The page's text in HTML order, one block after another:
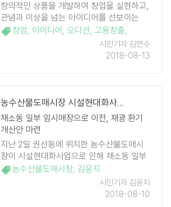
창의적인 상품을 개발하여 창업을 실현하고,
관념과 이상을 넘는 아이디어를 선보이는
"2018 수원 창업 오디션" 대회가 지난 9일
오전 10시부터 17시까지 수원시청 별관 대
강당에서 열렸다. 수원시 지속가능도시재 ..
창업, 아이디어 , 오디션, 고용창출,
시민기자 김연수
2018-08-13
농수산물도매시장 시설현대화사업 본격 추친
채소동 일부 임시매장으로 이전, 채광‧환기
개산안 마련
지난 2일 권선동에 위치한 농수산물도매시
장이 시설현대화사업으로 인해 채소동 일부
가 임시매장으로 이전했다. 농수산물도매시
장 시설 현대화사업은 1993년 개장 이후 노
후화한 시장을 첨단 물류시스템과 친환경 설
농수산물도매시장, 김윤지
시민기자 김윤지
2018-08-10